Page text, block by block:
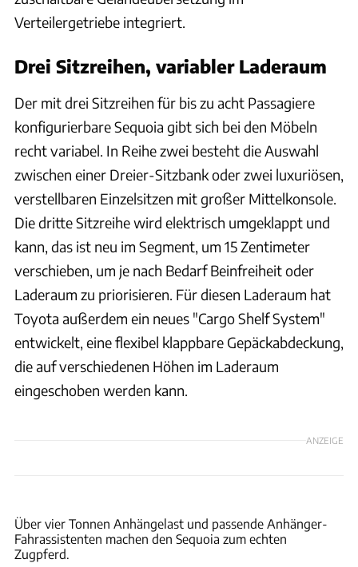
Verteilergetriebe integriert.
Drei Sitzreihen, variabler Laderaum
Der mit drei Sitzreihen für bis zu acht Passagiere
konfigurierbare Sequoia gibt sich bei den Möbeln
recht variabel. In Reihe zwei besteht die Auswahl
zwischen einer Dreier-Sitzbank oder zwei luxuriösen,
verstellbaren Einzelsitzen mit großer Mittelkonsole.
Die dritte Sitzreihe wird elektrisch umgeklappt und
kann, das ist neu im Segment, um 15 Zentimeter
verschieben, um je nach Bedarf Beinfreiheit oder
Laderaum zu priorisieren. Für diesen Laderaum hat
Toyota außerdem ein neues "Cargo Shelf System"
entwickelt, eine flexibel klappbare Gepäckabdeckung,
die auf verschiedenen Höhen im Laderaum
eingeschoben werden kann.
ANZEIGE
Über vier Tonnen Anhängelast und passende Anhänger-
Fahrassistenten machen den Sequoia zum echten
Zugpferd.